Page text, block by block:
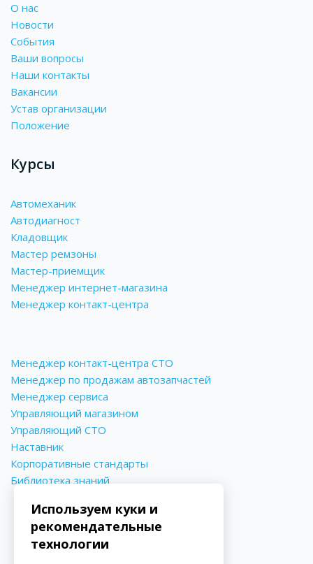
О нас
Новости
События
Ваши вопросы
Наши контакты
Вакансии
Устав организации
Положение
Курсы
Автомеханик
Автодиагност
Кладовщик
Мастер ремзоны
Мастер-приемщик
Менеджер интернет-магазина
Менеджер контакт-центра
Менеджер контакт-центра СТО
Менеджер по продажам автозапчастей
Менеджер сервиса
Управляющий магазином
Управляющий СТО
Наставник
Корпоративные стандарты
Библиотека знаний
Используем куки и
рекомендательные
технологии